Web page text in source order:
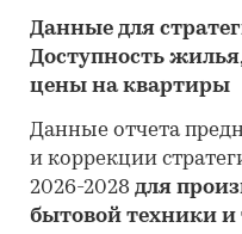
Данные для
Доступность
цены на квартиры
Данные отчета
и коррекции
2026-2028 для
бытовой техники и